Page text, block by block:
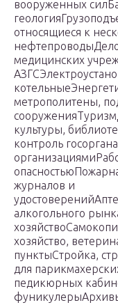
вооруженных
относящиеся к
медицинских
метрополитены,
культуры,
контроль
журналов и
алкогольного
хозяйство,
пунктыСтройка,
для
педикюрных